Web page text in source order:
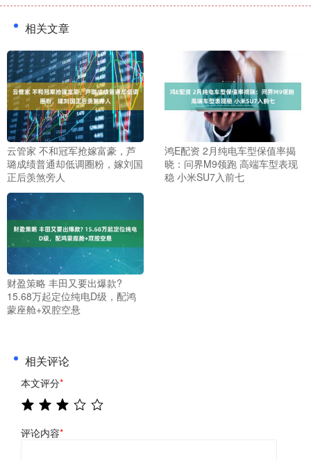
相关文章
云管家 不和冠军抢嫁富豪，芦
璐成绩普通却低调圈粉，嫁刘国
正后羡煞旁人
鸿E配资 2月纯电车型保值率揭
晓：问界M9领跑 高端车型表现
稳 小米SU7入前七
财盈策略 丰田又要出爆款?
15.68万起定位纯电D级，配鸿
蒙座舱+双腔空悬
相关评论
本文评分*
评论内容*